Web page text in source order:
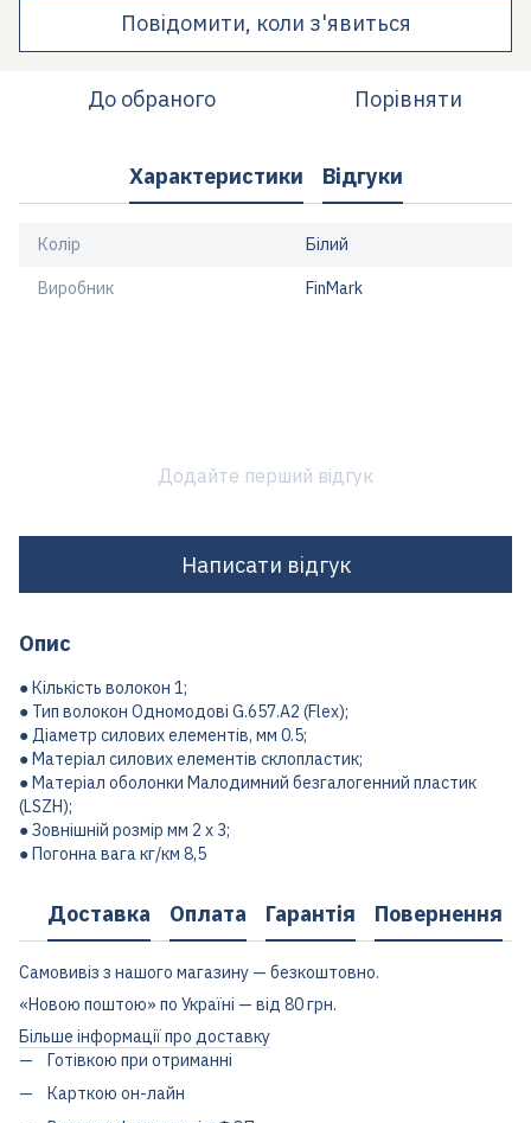
Повідомити, коли з'явиться
До обраного Порівняти
Характеристики Відгуки
Колір Білий
Виробник FinMark
Додайте перший відгук
Написати відгук
Опис
● Кількість волокон 1;
● Тип волокон Одномодові G.657.А2 (Flex);
● Діаметр силових елементів, мм 0.5;
● Матеріал силових елементів склопластик;
● Матеріал оболонки Малодимний безгалогенний пластик
(LSZH);
● Зовнішній розмір мм 2 x 3;
● Погонна вага кг/км 8,5
Доставка Оплата Гарантія Повернення
Самовивіз з нашого магазину — безкоштовно.
«Новою поштою» по Україні — від 80 грн.
Більше інформації про доставку
Готівкою при отриманні
Карткою он-лайн